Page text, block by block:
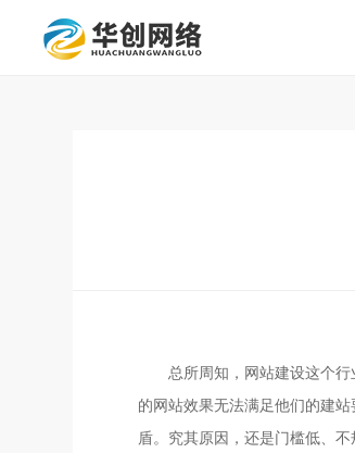
总所周知，网站建设这个
的网站效果无法满足他们的建
盾。究其原因，还是门槛低、